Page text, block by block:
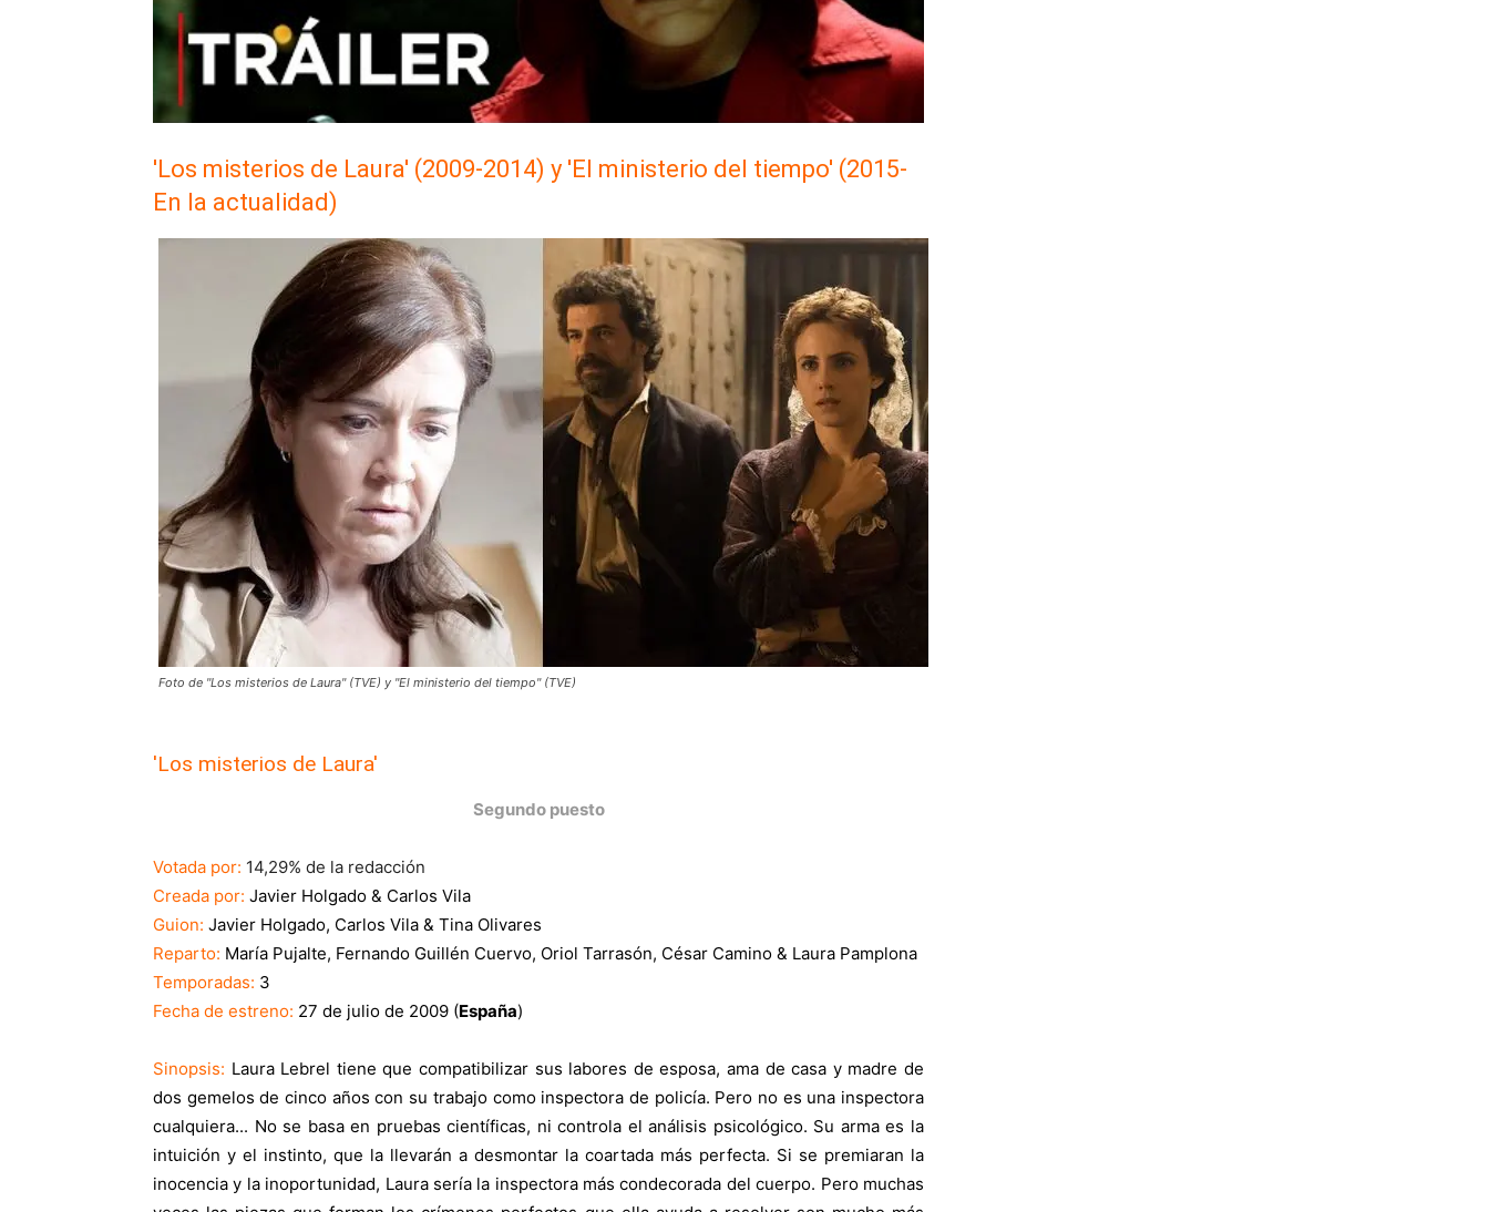
'Los misterios de Laura' (2009-2014) y 'El ministerio del tiempo' (2015-
En la actualidad)
Foto de "Los misterios de Laura" (TVE) y "El ministerio del tiempo" (TVE)
'Los misterios de Laura'
Segundo puesto
Votada por: 14,29% de la redacción
Creada por: Javier Holgado & Carlos Vila
Guion: Javier Holgado, Carlos Vila & Tina Olivares
Reparto: María Pujalte, Fernando Guillén Cuervo, Oriol Tarrasón, César Camino & Laura Pamplona
Temporadas: 3
Fecha de estreno: 27 de julio de 2009 (España)
Sinopsis: Laura Lebrel tiene que compatibilizar sus labores de esposa, ama de casa y madre de
dos gemelos de cinco años con su trabajo como inspectora de policía. Pero no es una inspectora
cualquiera... No se basa en pruebas científicas, ni controla el análisis psicológico. Su arma es la
intuición y el instinto, que la llevarán a desmontar la coartada más perfecta. Si se premiaran la
inocencia y la inoportunidad, Laura sería la inspectora más condecorada del cuerpo. Pero muchas